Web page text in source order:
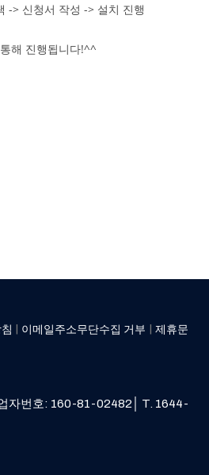
-> 신청서 작성 -> 설치 진행
해 진행됩니다!^^
| 이메일주소무단수집 거부 | 제휴문
자번호: 160-81-02482│ T. 1644-